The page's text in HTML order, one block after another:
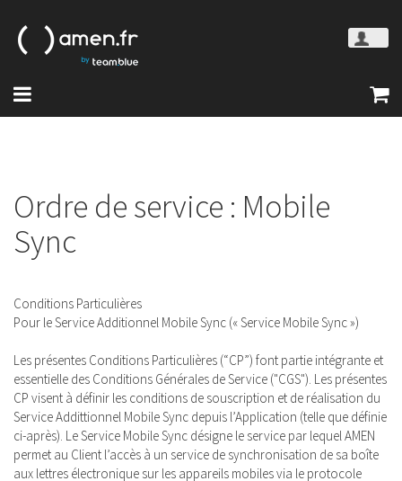
Ordre de service : Mobile
Sync
Conditions Particulières
Pour le Service Additionnel Mobile Sync (« Service Mobile Sync »)
Les présentes Conditions Particulières (“CP”) font partie intégrante et
essentielle des Conditions Générales de Service ("CGS"). Les présentes
CP visent à définir les conditions de souscription et de réalisation du
Service Addittionnel Mobile Sync depuis l’Application (telle que définie
ci-après). Le Service Mobile Sync désigne le service par lequel AMEN
permet au Client l’accès à un service de synchronisation de sa boîte
aux lettres électronique sur les appareils mobiles via le protocole